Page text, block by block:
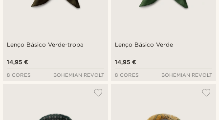
Lenço Básico Verde-tropa
14,95 €
8 CORES BOHEMIAN REVOLT
Lenço Básico Verde
14,95 €
8 CORES BOHEMIAN REVOLT